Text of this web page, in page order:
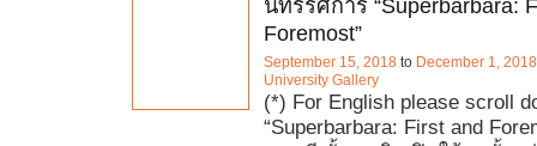
นิทรรศการ “Superbarbara:
Foremost”
September 15, 2018 to December 1, 2018
University Gallery
(*) For English please scroll
“Superbarbara: First and